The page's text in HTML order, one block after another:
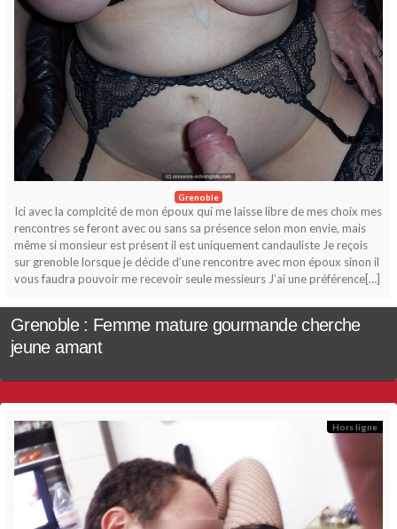
Grenoble
Ici avec la complcité de mon époux qui me laisse libre de mes choix mes
rencontres se feront avec ou sans sa présence selon mon envie, mais
même si monsieur est présent il est uniquement candauliste Je reçois
sur grenoble lorsque je décide d’une rencontre avec mon époux sinon il
vous faudra pouvoir me recevoir seule messieurs J’ai une préférence[…]
Grenoble : Femme mature gourmande cherche
jeune amant
Hors ligne